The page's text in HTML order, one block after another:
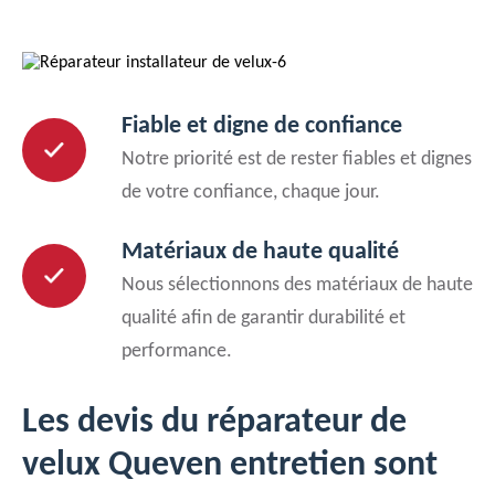
Fiable et digne de confiance
Notre priorité est de rester fiables et dignes
de votre confiance, chaque jour.
Matériaux de haute qualité
Nous sélectionnons des matériaux de haute
qualité afin de garantir durabilité et
performance.
Les devis du réparateur de
velux Queven entretien sont